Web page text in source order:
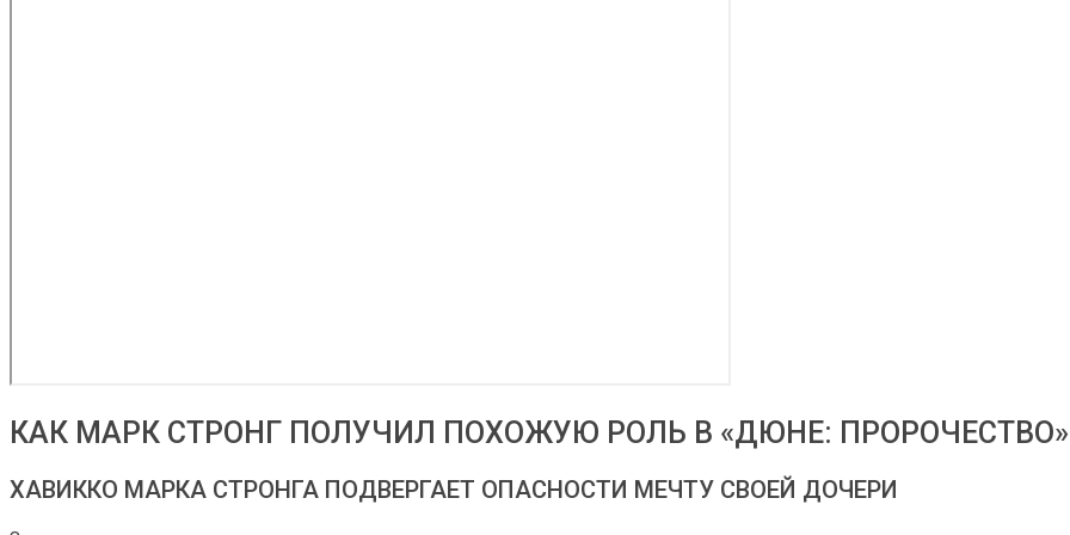
КАК МАРК СТРОНГ ПОЛУЧИЛ ПОХОЖУЮ РОЛЬ В «ДЮНЕ:
ХАВИККО МАРКА СТРОНГА ПОДВЕРГАЕТ ОПАСНОСТИ МЕЧТУ СВОЕЙ ДОЧЕРИ